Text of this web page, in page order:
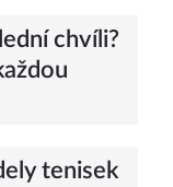
chvíli?
tenisek